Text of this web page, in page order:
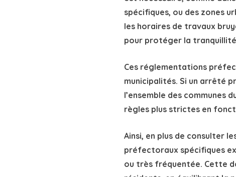
règles plus strictes en
Ainsi, en plus de consulter
préfectoraux spécifiques
résidents, en équilibrant la
Exemple d’arrêtés
Arrêté préfectoral du
Arrêté préfectoral de